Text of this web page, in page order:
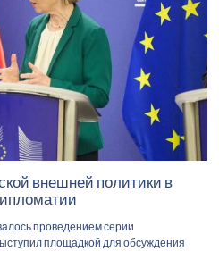
внешней политики в
проведением серии
площадкой для обсуждения